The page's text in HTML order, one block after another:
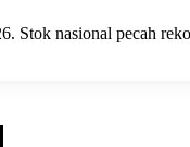
Stok nasional pecah